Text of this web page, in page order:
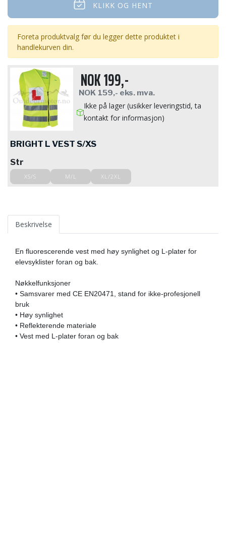
KLIKK OG HENT
Foreta produktvalg før du legger dette produktet i
handlekurven din.
NOK199,-
NOK 159,- eks. mva.
Ikke på lager (usikker leveringstid, ta
kontakt for informasjon)
BRIGHT L VEST S/XS
Str
XS/S M/L XL/2XL
Beskrivelse
En fluorescerende vest med høy synlighet og L-plater for
elevsyklister foran og bak.
Nøkkelfunksjoner
• Samsvarer med CE EN20471, stand for ikke-profesjonell
bruk
• Høy synlighet
• Reflekterende materiale
• Vest med L-plater foran og bak